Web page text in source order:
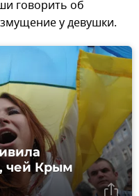
говорить об
у девушки.
чей Крым